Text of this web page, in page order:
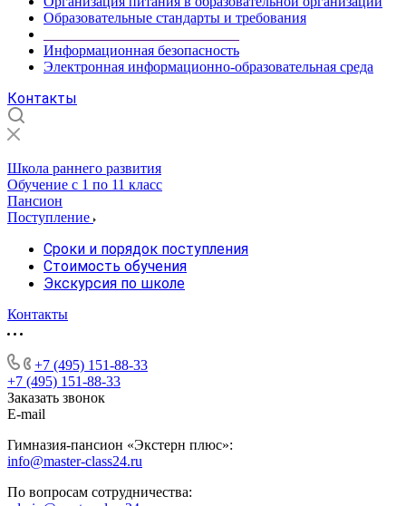
Образовательные стандарты и требования
Информационная безопасность
Электронная информационно-образовательная среда
Контакты
Школа раннего развития
Обучение с 1 по 11 класс
Пансион
Поступление
Сроки и порядок поступления
Стоимость обучения
Экскурсия по школе
Контакты
+7 (495) 151-88-33
+7 (495) 151-88-33
Заказать звонок
E-mail
Гимназия-пансион «Экстерн плюс»:
info@master-class24.ru
По вопросам сотрудничества: